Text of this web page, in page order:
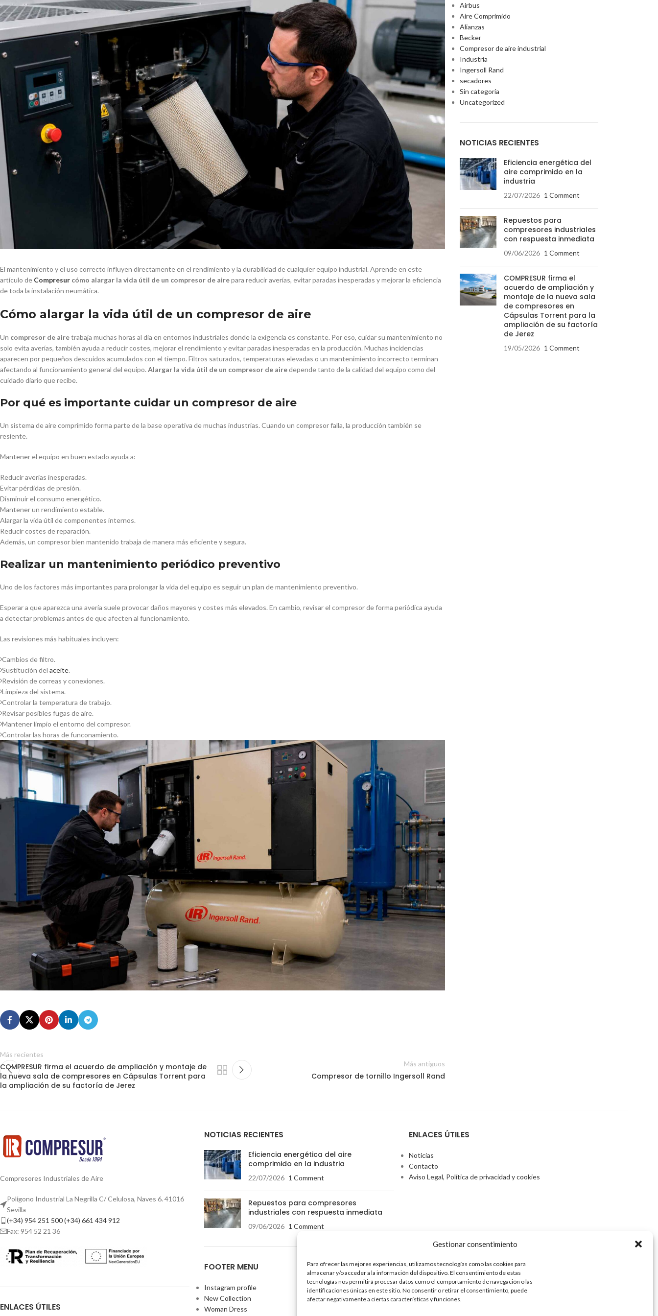
Gestionar consentimiento
Para ofrecer las mejores experiencias, utilizamos tecnologías como las cookies para
almacenar y/o acceder a la información del dispositivo. El consentimiento de estas
tecnologías nos permitirá procesar datos como el comportamiento de navegación o las
identificaciones únicas en este sitio. No consentir o retirar el consentimiento, puede
afectar negativamente a ciertas características y funciones.
El mantenimiento y el uso correcto influyen directamente en el rendimiento y la durabilidad de cualquier equipo industrial. Aprende en este
artículo de Compresur cómo alargar la vida útil de un compresor de airepara reducir averías, evitar paradas inesperadas y mejorar la eficiencia
de toda la instalación neumática.
Cómo alargar la vida útil de un compresor de aire
Un compresor de airetrabaja muchas horas al día en entornos industriales donde la exigencia es constante. Por eso, cuidar su mantenimiento no
solo evita averías, también ayuda a reducir costes, mejorar el rendimiento y evitar paradas inesperadas en la producción. Muchas incidencias
aparecen por pequeños descuidos acumulados con el tiempo. Filtros saturados, temperaturas elevadas o un mantenimiento incorrecto terminan
afectando al funcionamiento general del equipo. Alargar la vida útil de un compresor de airedepende tanto de la calidad del equipo como del
cuidado diario que recibe.
Por qué es importante cuidar un compresor de aire
Un sistema de aire comprimido forma parte de la base operativa de muchas industrias. Cuando un compresor falla, la producción también se
resiente.
Mantener el equipo en buen estado ayuda a:
Reducir averías inesperadas.
Evitar pérdidas de presión.
Disminuir el consumo energético.
Mantener un rendimiento estable.
Alargar la vida útil de componentes internos.
Reducir costes de reparación.
Además, un compresor bien mantenido trabaja de manera más eficiente y segura.
Realizar un mantenimiento periódico preventivo
Uno de los factores más importantes para prolongar la vida del equipo es seguir un plan de mantenimiento preventivo.
Esperar a que aparezca una avería suele provocar daños mayores y costes más elevados. En cambio, revisar el compresor de forma periódica ayuda
a detectar problemas antes de que afecten al funcionamiento.
Las revisiones más habituales incluyen:
Cambios de filtro.
Sustitución del aceite.
Revisión de correas y conexiones.
Limpieza del sistema.
Controlar la temperatura de trabajo.
Revisar posibles fugas de aire.
Mantener limpio el entorno del compresor.
Controlar las horas de funconamiento.
Más recientes
COMPRESUR firma el acuerdo de ampliación y montaje de
la nueva sala de compresores en Cápsulas Torrent para
la ampliación de su factoría de Jerez
Más antiguos
Compresor de tornillo Ingersoll Rand
Airbus
Aire Comprimido
Alianzas
Becker
Compresor de aire industrial
Industria
Ingersoll Rand
secadores
Sin categoría
Uncategorized
NOTICIAS RECIENTES
Eficiencia energética del
aire comprimido en la
industria
22/07/2026 1 Comment
Repuestos para
compresores industriales
con respuesta inmediata
09/06/2026 1 Comment
COMPRESUR firma el
acuerdo de ampliación y
montaje de la nueva sala
de compresores en
Cápsulas Torrent para la
ampliación de su factoría
de Jerez
19/05/2026 1 Comment
Compresores Industriales de Aire
Polígono Industrial La Negrilla C/ Celulosa, Naves 6. 41016
Sevilla
(+34) 954 251 500 (+34) 661 434 912
Fax: 954 52 21 36
ENLACES ÚTILES
NOTICIAS RECIENTES
Eficiencia energética del aire
comprimido en la industria
22/07/2026 1 Comment
Repuestos para compresores
industriales con respuesta inmediata
09/06/2026 1 Comment
FOOTER MENU
Instagram profile
New Collection
Woman Dress
ENLACES ÚTILES
Noticias
Contacto
Aviso Legal, Política de privacidad y cookies